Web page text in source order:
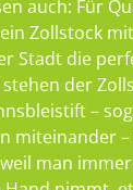
auch: Für
Zollstock
Stadt die
der
–
miteinander
man